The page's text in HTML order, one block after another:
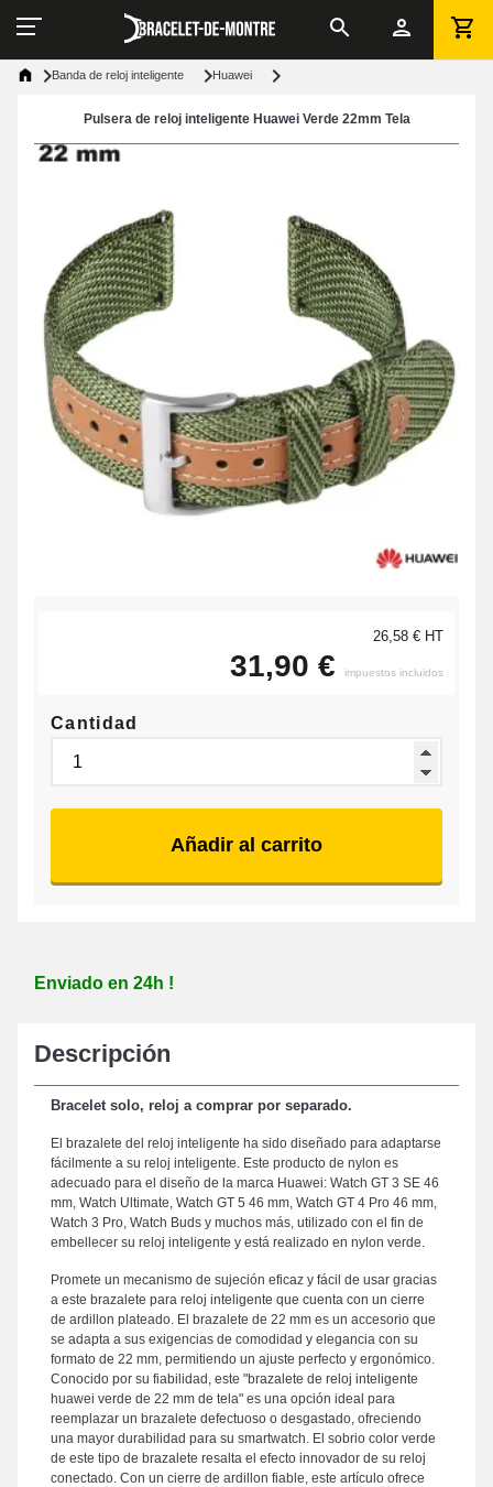
Banda de reloj inteligente Huawei
Pulsera de reloj inteligente Huawei Verde 22mm Tela
26,58 € HT
31,90 € impuestos incluidos
Cantidad
Añadir al carrito
Enviado en 24h !
Descripción
Bracelet solo, reloj a comprar por separado.
El brazalete del reloj inteligente ha sido diseñado para adaptarse
fácilmente a su reloj inteligente. Este producto de nylon es
adecuado para el diseño de la marca Huawei: Watch GT 3 SE 46
mm, Watch Ultimate, Watch GT 5 46 mm, Watch GT 4 Pro 46 mm,
Watch 3 Pro, Watch Buds y muchos más, utilizado con el fin de
embellecer su reloj inteligente y está realizado en nylon verde.
Promete un mecanismo de sujeción eficaz y fácil de usar gracias
a este brazalete para reloj inteligente que cuenta con un cierre
de ardillon plateado. El brazalete de 22 mm es un accesorio que
se adapta a sus exigencias de comodidad y elegancia con su
formato de 22 mm, permitiendo un ajuste perfecto y ergonómico.
Conocido por su fiabilidad, este "brazalete de reloj inteligente
huawei verde de 22 mm de tela" es una opción ideal para
reemplazar un brazalete defectuoso o desgastado, ofreciendo
una mayor durabilidad para su smartwatch. El sobrio color verde
de este tipo de brazalete resalta el efecto innovador de su reloj
conectado. Con un cierre de ardillon fiable, este artículo ofrece